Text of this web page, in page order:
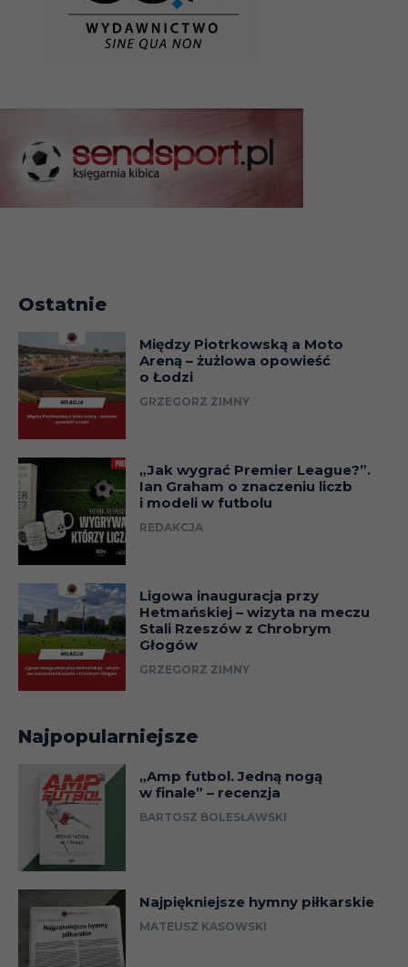
Ostatnie
Między Piotrkowską a Moto
Areną – żużlowa opowieść
o Łodzi
GRZEGORZ ZIMNY
„Jak wygrać Premier League?”.
Ian Graham o znaczeniu liczb
i modeli w futbolu
REDAKCJA
Ligowa inauguracja przy
Hetmańskiej – wizyta na meczu
Stali Rzeszów z Chrobrym
Głogów
GRZEGORZ ZIMNY
Najpopularniejsze
„Amp futbol. Jedną nogą
w finale” – recenzja
BARTOSZ BOLESŁAWSKI
Najpiękniejsze hymny piłkarskie
MATEUSZ KASOWSKI